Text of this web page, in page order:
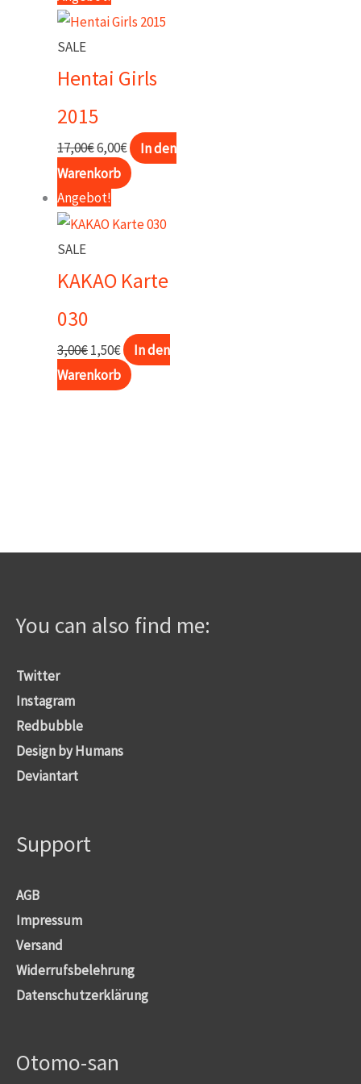
17,00€6,00€.
SALE
Hentai Girls
2015
17,00€Ursprünglicher
Preis
war:
17,00€
6,00€Aktueller
Preis
6,00€.
In den
Warenkorb
Angebot!
SALE
KAKAO Karte
030
3,00€Ursprünglicher
Preis
1,50€Aktueller
Preis
In den
Warenkorb
You can also find me:
Twitter
Instagram
Redbubble
Design by Humans
Deviantart
Support
AGB
Impressum
Versand
Widerrufsbelehrung
Datenschutzerklärung
Otomo-san